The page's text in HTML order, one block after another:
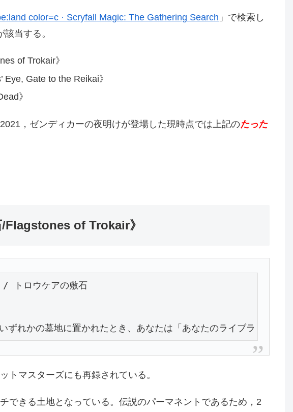
color=c · Scryfall Magic: The Gathering Search 」で検索し
当する。
of Trokair》
Eye, Gate to the Reikai》
》
，ゼンディカーの夜明けが登場した現時点では上記のたった
Flagstones of Trokair》
ロウケアの敷石
ずれかの墓地に置かれたとき、あなたは「あなたのライブラリー
トマスターズにも再録されている。
できる土地となっている。伝説のパーマネントであるため，2